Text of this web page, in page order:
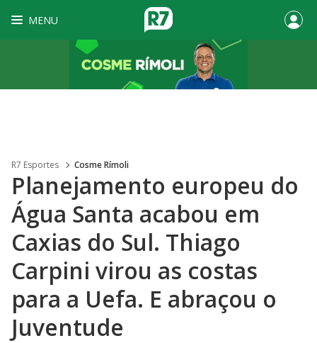
MENU
R7 Esportes Cosme Rímoli
Planejamento europeu do
Água Santa acabou em
Caxias do Sul. Thiago
Carpini virou as costas
para a Uefa. E abraçou o
Juventude